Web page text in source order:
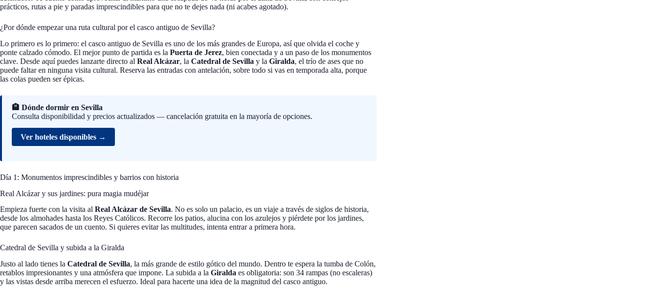
prácticos, rutas a pie y paradas imprescindibles para que no te dejes nada (ni acabes agotado).
¿Por dónde empezar una ruta cultural por el casco antiguo de Sevilla?
Lo primero es lo primero: el casco antiguo de Sevilla es uno de los más grandes de Europa, así que olvida el coche y
ponte calzado cómodo. El mejor punto de partida es la Puerta de Jerez, bien conectada y a un paso de los monumentos
clave. Desde aquí puedes lanzarte directo al Real Alcázar, la Catedral de Sevilla y la Giralda, el trío de ases que no
puede faltar en ninguna visita cultural. Reserva las entradas con antelación, sobre todo si vas en temporada alta, porque
las colas pueden ser épicas.
🏨 Dónde dormir en Sevilla
Consulta disponibilidad y precios actualizados — cancelación gratuita en la mayoría de opciones.
Ver hoteles disponibles →
Día 1: Monumentos imprescindibles y barrios con historia
Real Alcázar y sus jardines: pura magia mudéjar
Empieza fuerte con la visita al Real Alcázar de Sevilla. No es solo un palacio, es un viaje a través de siglos de historia,
desde los almohades hasta los Reyes Católicos. Recorre los patios, alucina con los azulejos y piérdete por los jardines,
que parecen sacados de un cuento. Si quieres evitar las multitudes, intenta entrar a primera hora.
Catedral de Sevilla y subida a la Giralda
Justo al lado tienes la Catedral de Sevilla, la más grande de estilo gótico del mundo. Dentro te espera la tumba de Colón,
retablos impresionantes y una atmósfera que impone. La subida a la Giralda es obligatoria: son 34 rampas (no escaleras)
y las vistas desde arriba merecen el esfuerzo. Ideal para hacerte una idea de la magnitud del casco antiguo.